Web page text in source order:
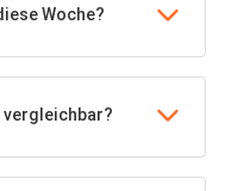
Woche?
vergleichbar?